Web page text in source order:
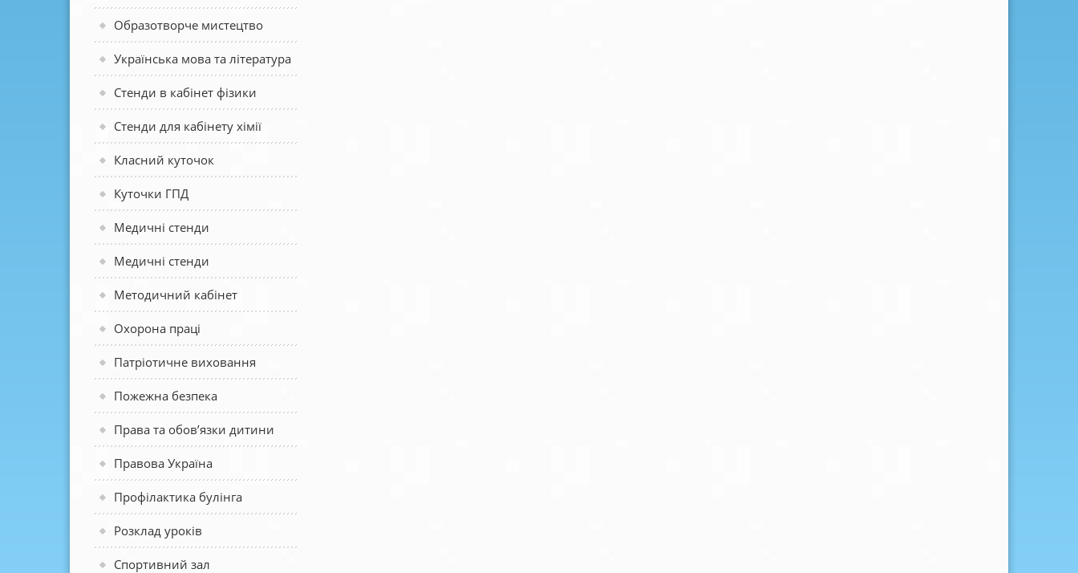
Образотворче мистецтво
Українська мова та література
Стенди в кабінет фізики
Стенди для кабінету хімії
Класний куточок
Куточки ГПД
Медичні стенди
Медичні стенди
Методичний кабінет
Охорона праці
Патріотичне виховання
Пожежна безпека
Права та обов’язки дитини
Правова Україна
Профілактика булінга
Розклад уроків
Спортивний зал